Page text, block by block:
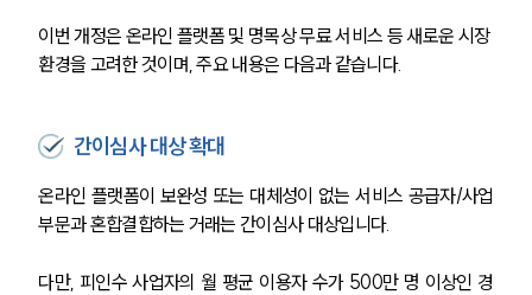
세미나
대륜법률상담예약
이번 개정은 온라인 플랫폼 및 명목상 무료 서비스 등 새로운 시장
환경을 고려한 것이며, 주요 내용은 다음과 같습니다.
간이심사 대상 확대
온라인 플랫폼이 보완성 또는 대체성이 없는 서비스 공급자/사업
부문과 혼합결합하는 거래는 간이심사 대상입니다.
다만, 피인수 사업자의 월 평균 이용자 수가 500만 명 이상인 경